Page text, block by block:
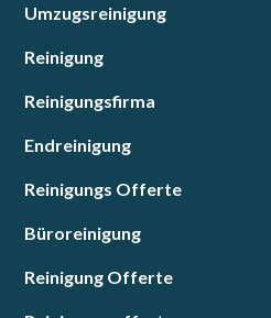
Umzugsreinigung
Reinigung
Reinigungsfirma
Endreinigung
Reinigungs Offerte
Büroreinigung
Reinigung Offerte